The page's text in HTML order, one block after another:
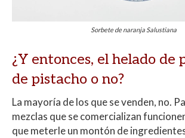
Sorbete de naranja Salustiana
¿Y entonces, el helado de
de pistacho o no?
La mayoría de los que se venden, no.
mezclas que se comercializan
que meterle un montón de